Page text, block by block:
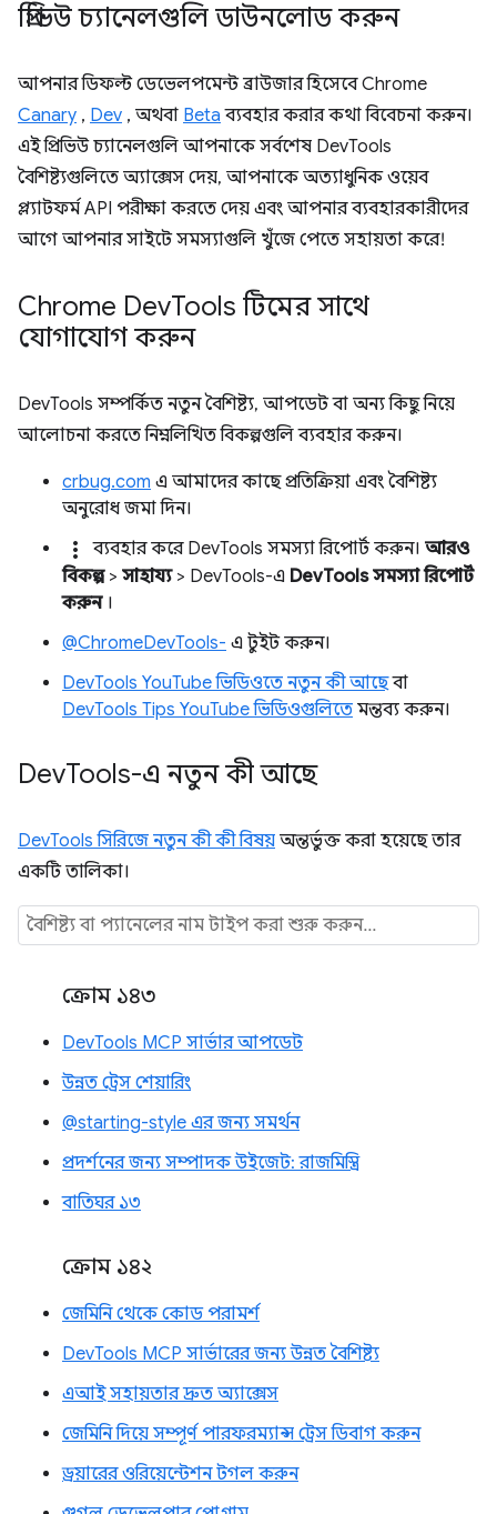
প্রিভিউ চ্যানেলগুলি ডাউনলোড করুন
আপনার ডিফল্ট ডেভেলপমেন্ট ব্রাউজার হিসেবে Chrome
Canary , Dev , অথবা Beta ব্যবহার করার কথা বিবেচনা করুন।
এই প্রিভিউ চ্যানেলগুলি আপনাকে সর্বশেষ DevTools
বৈশিষ্ট্যগুলিতে অ্যাক্সেস দেয়, আপনাকে অত্যাধুনিক ওয়েব
প্ল্যাটফর্ম API পরীক্ষা করতে দেয় এবং আপনার ব্যবহারকারীদের
আগে আপনার সাইটে সমস্যাগুলি খুঁজে পেতে সহায়তা করে!
Chrome DevTools টিমের সাথে
যোগাযোগ করুন
DevTools সম্পর্কিত নতুন বৈশিষ্ট্য, আপডেট বা অন্য কিছু নিয়ে
আলোচনা করতে নিম্নলিখিত বিকল্পগুলি ব্যবহার করুন।
crbug.com এ আমাদের কাছে প্রতিক্রিয়া এবং বৈশিষ্ট্য
অনুরোধ জমা দিন।
more_vert ব্যবহার করে DevTools সমস্যা রিপোর্ট করুন। আরও
বিকল্প> সাহায্য> DevTools-এ DevTools সমস্যা রিপোর্ট
করুন।
@ChromeDevTools- এ টুইট করুন।
DevTools YouTube ভিডিওতে নতুন কী আছেবা
DevTools Tips YouTube ভিডিওগুলিতে মন্তব্য করুন।
DevTools-এ নতুন কী আছে
DevTools সিরিজে নতুন কী কী বিষয় অন্তর্ভুক্ত করা হয়েছে তার
একটি তালিকা।
ক্রোম ১৪৩
DevTools MCP সার্ভার আপডেট
উন্নত ট্রেস শেয়ারিং
@starting-style এর জন্য সমর্থন
প্রদর্শনের জন্য সম্পাদক উইজেট: রাজমিস্ত্রি
বাতিঘর ১৩
ক্রোম ১৪২
জেমিনি থেকে কোড পরামর্শ
DevTools MCP সার্ভারের জন্য উন্নত বৈশিষ্ট্য
এআই সহায়তার দ্রুত অ্যাক্সেস
জেমিনি দিয়ে সম্পূর্ণ পারফরম্যান্স ট্রেস ডিবাগ করুন
ড্রয়ারের ওরিয়েন্টেশন টগল করুন